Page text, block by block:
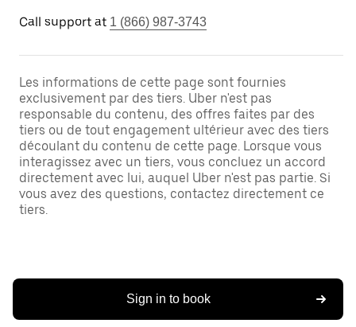
Call support at 1 (866) 987-3743
Les informations de cette page sont fournies
exclusivement par des tiers. Uber n'est pas
responsable du contenu, des offres faites par des
tiers ou de tout engagement ultérieur avec des tiers
découlant du contenu de cette page. Lorsque vous
interagissez avec un tiers, vous concluez un accord
directement avec lui, auquel Uber n'est pas partie. Si
vous avez des questions, contactez directement ce
tiers.
Sign in to book